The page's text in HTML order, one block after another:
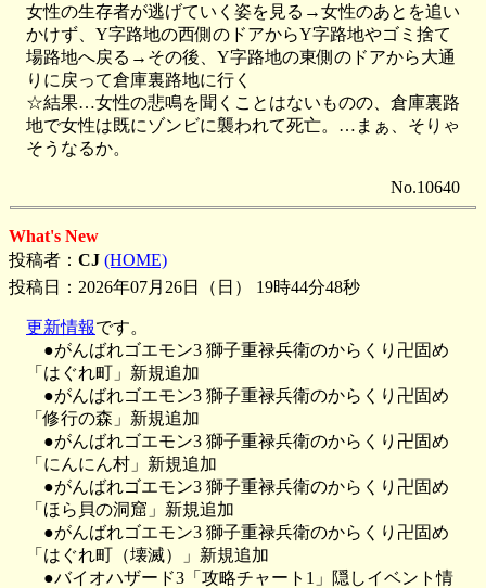
女性の生存者が逃げていく姿を見る→女性のあとを追い
かけず、Y字路地の西側のドアからY字路地やゴミ捨て
場路地へ戻る→その後、Y字路地の東側のドアから大通
りに戻って倉庫裏路地に行く
☆結果…女性の悲鳴を聞くことはないものの、倉庫裏路
地で女性は既にゾンビに襲われて死亡。…まぁ、そりゃ
そうなるか。
No.10640
What's New
投稿者： CJ (HOME)
投稿日：2026年07月26日（日） 19時44分48秒
更新情報です。
●がんばれゴエモン3 獅子重禄兵衛のからくり卍固め
「はぐれ町」新規追加
●がんばれゴエモン3 獅子重禄兵衛のからくり卍固め
「修行の森」新規追加
●がんばれゴエモン3 獅子重禄兵衛のからくり卍固め
「にんにん村」新規追加
●がんばれゴエモン3 獅子重禄兵衛のからくり卍固め
「ほら貝の洞窟」新規追加
●がんばれゴエモン3 獅子重禄兵衛のからくり卍固め
「はぐれ町（壊滅）」新規追加
●バイオハザード3「攻略チャート1」隠しイベント情